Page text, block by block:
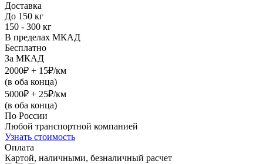
Доставка
До 150 кг
150 - 300 кг
В пределах МКАД
Бесплатно
За МКАД
2000₽ + 15₽/км
(в оба конца)
5000₽ + 25₽/км
(в оба конца)
По России
Любой транспортной компанией
Узнать стоимость
Оплата
Картой, наличными, безналичный расчет